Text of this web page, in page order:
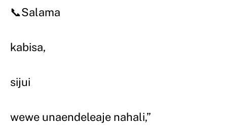
📞Salama
kabisa,
sijui
wewe unaendeleaje nahali,”